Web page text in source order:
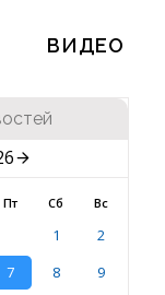
ВИДЕО
Пт Сб Вс
1
2
7 8
9